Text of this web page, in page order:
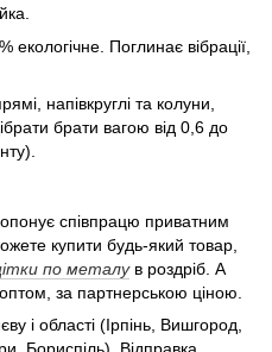
екологічне. Поглинає вібрації,
напівкруглі та колуни,
брати вагою від 0,6 до
співпрацю приватним
купити будь-який товар,
по металув роздріб. А
за партнерською ціною.
і області (Ірпінь, Вишгород,